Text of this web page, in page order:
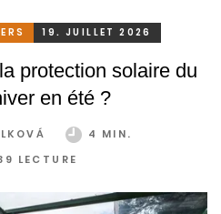
19. JUILLET 2026
protection solaire du
en été ?
4 MIN.
LECTURE